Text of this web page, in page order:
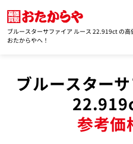
ブルースターサファイア ルース 22.919ct の高
おたからやへ！
ブルースター
参考価